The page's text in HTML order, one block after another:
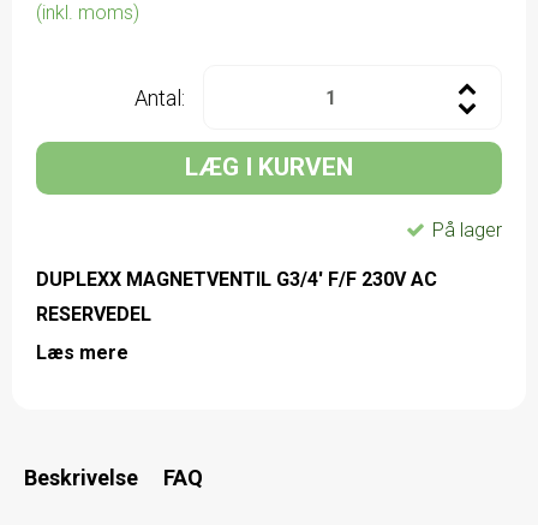
(inkl. moms)
Antal:
LÆG I KURVEN
På lager
DUPLEXX MAGNETVENTIL G3/4' F/F 230V AC
RESERVEDEL
Læs mere
Beskrivelse FAQ